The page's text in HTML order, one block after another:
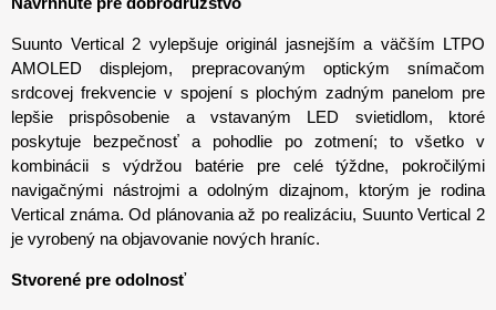
Suunto Vertical 2 vylepšuje originál jasnejším a väčším LTPO
AMOLED displejom, prepracovaným optickým snímačom
srdcovej frekvencie v spojení s plochým zadným panelom pre
lepšie prispôsobenie a vstavaným LED svietidlom, ktoré
poskytuje bezpečnosť a pohodlie po zotmení; to všetko v
kombinácii s výdržou batérie pre celé týždne, pokročilými
navigačnými nástrojmi a odolným dizajnom, ktorým je rodina
Vertical známa. Od plánovania až po realizáciu, Suunto Vertical 2
je vyrobený na objavovanie nových hraníc.
Stvorené pre odolnosť